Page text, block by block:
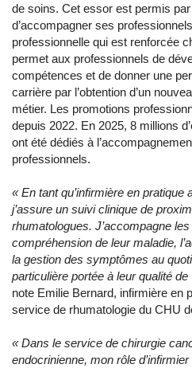
de soins. Cet essor est permis
d’accompagner ses
professionnelle qui est renforcée
permet aux professionnels de
compétences et de donner une
carrière par l’obtention d’un
métier. Les promotions
depuis 2022. En 2025, 8 millions
ont été dédiés à
professionnels.
« En tant qu’infirmière en pratique
j’assure un suivi clinique de
rhumatologues. J’accompagne
compréhension de leur maladie,
la gestion des symptômes au
particulière portée à leur qualité
note Emilie Bernard, infirmière en
service de rhumatologie du CHU
« Dans le service de chirurgie
endocrinienne, mon rôle